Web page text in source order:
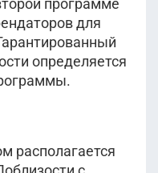
программе
для
определяется
располагается